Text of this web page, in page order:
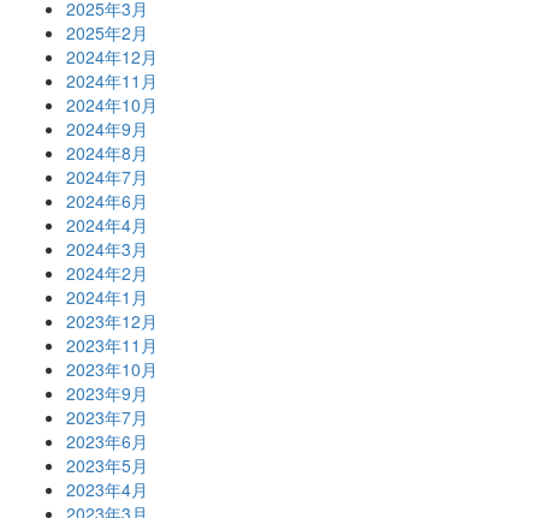
2025年3月
2025年2月
2024年12月
2024年11月
2024年10月
2024年9月
2024年8月
2024年7月
2024年6月
2024年4月
2024年3月
2024年2月
2024年1月
2023年12月
2023年11月
2023年10月
2023年9月
2023年7月
2023年6月
2023年5月
2023年4月
2023年3月